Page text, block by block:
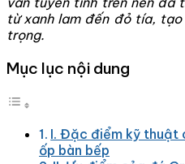
từ xanh lam đến đỏ tía,
trọng.
Mục lục nội dung
I. Đặc điểm kỹ thuật
ốp bàn bếp